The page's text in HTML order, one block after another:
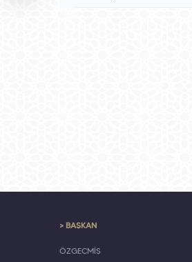
> BAŞKAN
ÖZGEÇMİŞ